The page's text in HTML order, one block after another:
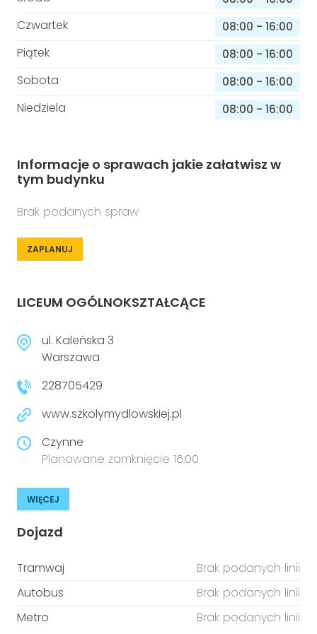
Czwartek
08:00 - 16:00
Piątek
08:00 - 16:00
Sobota
08:00 - 16:00
Niedziela
08:00 - 16:00
Informacje o sprawach jakie załatwisz w
tym budynku
Brak podanych spraw
ZAPLANUJ
LICEUM OGÓLNOKSZTAŁCĄCE
ul. Kaleńska 3
Warszawa
228705429
www.szkolymydlowskiej.pl
Czynne
Planowane zamknięcie 16:00
WIĘCEJ
Dojazd
Tramwaj
Brak podanych linii
Autobus
Brak podanych linii
Metro
Brak podanych linii